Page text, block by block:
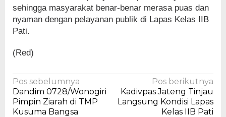
sehingga masyarakat benar-benar merasa puas dan
nyaman dengan pelayanan publik di Lapas Kelas IIB
Pati.
(Red)
Navigasi
pos
Pos sebelumnya
Dandim 0728/Wonogiri
Pimpin Ziarah di TMP
Kusuma Bangsa
Pos berikutnya
Kadivpas Jateng Tinjau
Langsung Kondisi Lapas
Kelas IIB Pati